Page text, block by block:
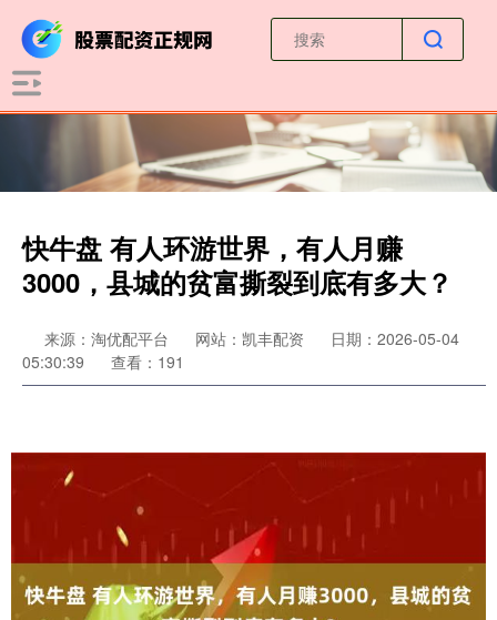
快牛盘 有人环游世界，有人月赚
3000，县城的贫富撕裂到底有多大？
来源：淘优配平台 网站：凯丰配资
日期：2026-05-04
05:30:39
查看：191